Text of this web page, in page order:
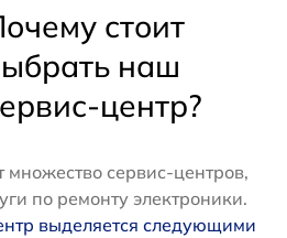
стоит
наш
центр?
множество сервис-центров,
по ремонту электроники.
выделяется следующими